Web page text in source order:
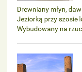
Drewniany młyn,
Jeziorką przy szosie
Wybudowany na